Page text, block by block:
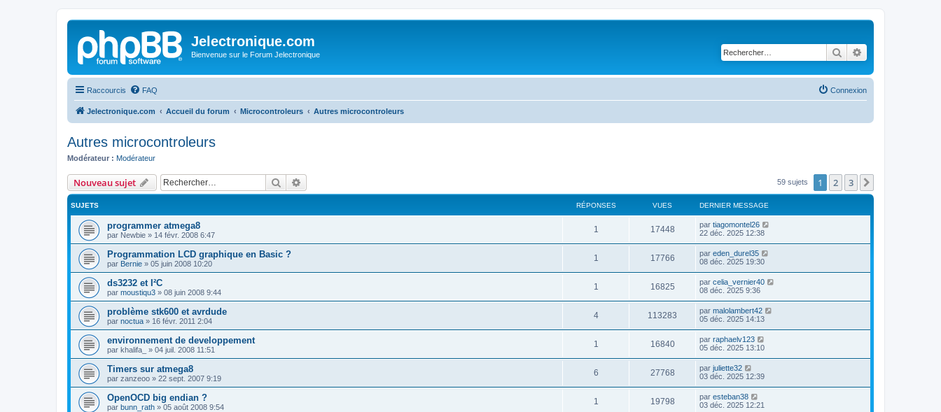
Jelectronique.com
Bienvenue sur le Forum Jelectronique Rechercher
Raccourcis FAQ Connexion
Jelectronique.com Accueil du forum Microcontroleurs Autres microcontroleurs
Autres microcontroleurs
Modérateur : Modérateur
Nouveau sujet Rechercher 59 sujets 1 2 3
SUJETS RÉPONSES VUES DERNIER MESSAGE
programmer atmega8
par Newbie » 14 févr. 2008 6:47
1 17448 par tiagomontel26
22 déc. 2025 12:38
Programmation LCD graphique en Basic ?
par Bernie » 05 juin 2008 10:20
1 17766 par eden_durel35
08 déc. 2025 19:30
ds3232 et I²C
par moustiqu3 » 08 juin 2008 9:44
1 16825 par celia_vernier40
08 déc. 2025 9:36
problème stk600 et avrdude
par noctua » 16 févr. 2011 2:04
4 113283 par malolambert42
05 déc. 2025 14:13
environnement de developpement
par khalifa_ » 04 juil. 2008 11:51
1 16840 par raphaelv123
05 déc. 2025 13:10
Timers sur atmega8
par zanzeoo » 22 sept. 2007 9:19
6 27768 par juliette32
03 déc. 2025 12:39
OpenOCD big endian ?
par bunn_rath » 05 août 2008 9:54
1 19798 par esteban38
03 déc. 2025 12:21